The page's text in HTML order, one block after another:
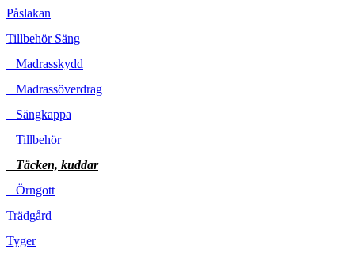
Påslakan
Tillbehör Säng
Madrasskydd
Madrassöverdrag
Sängkappa
Tillbehör
Täcken, kuddar
Örngott
Trädgård
Tyger